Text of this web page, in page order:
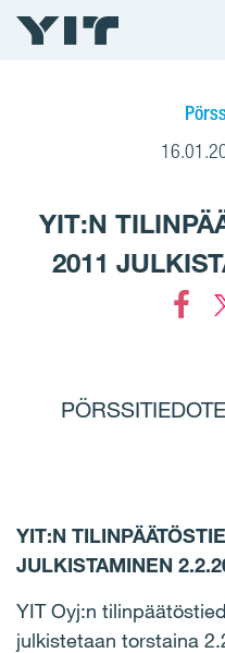
YIT:N
2011
YIT:N
JULKISTAMINEN
YIT Oyj:n
julkistetaan torstaina